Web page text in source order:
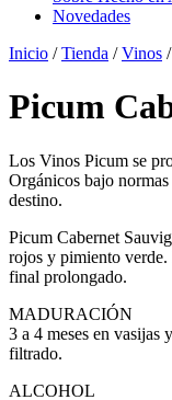
Novedades
Inicio /Tienda /Vinos
Picum
Los Vinos Picum se
Orgánicos bajo
destino.
Picum Cabernet
rojos y pimiento verde.
final prolongado.
MADURACIÓN
3 a 4 meses en vasijas
filtrado.
ALCOHOL